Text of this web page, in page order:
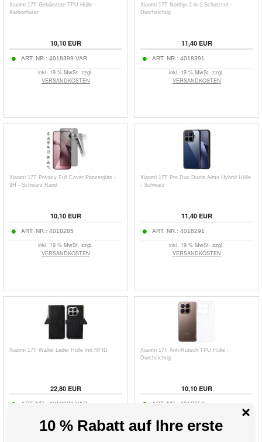
Xiaomi 17T Gebürstete TPU Hülle -
Karbonfaser
10,10EUR
ART. NR.: 4018399-VAR
inkl. 19 % MwSt. zzgl.
VERSANDKOSTEN
Xiaomi 17T Northjo 2-in-1 Schutzset -
Durchsichtig
11,40EUR
ART. NR.: 4018391
inkl. 19 % MwSt. zzgl.
VERSANDKOSTEN
Xiaomi 17T Privacy Full Cover Panzerglas -
9H - Schwarz Rand
10,10EUR
ART. NR.: 4018285
inkl. 19 % MwSt. zzgl.
VERSANDKOSTEN
Xiaomi 17T Pro Dux Ducis Aimo Hybrid Hülle
- Schwarz
11,40EUR
ART. NR.: 4018291
inkl. 19 % MwSt. zzgl.
VERSANDKOSTEN
Xiaomi 17T Wallet Leder Hülle mit RFID
22,80EUR
ART. NR.: 4018229-VAR
VERSANDKOSTEN
Xiaomi 17T Anti-Rutsch TPU Hülle -
Durchsichtig
10,10EUR
ART. NR.: 4018252
VERSANDKOSTEN